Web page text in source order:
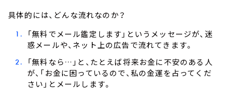
具体的には、どんな流れなのか？
「無料でメール鑑定します」というメッセージが、迷
惑メールや、ネット上の広告で流れてきます。
「無料なら…」と、たとえば将来お金に不安のある人
が、「お金に困っているので、私の金運を占ってくだ
さい」とメールします。